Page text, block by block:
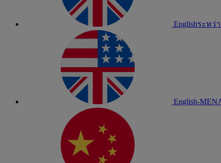
Englishระหว่
English-